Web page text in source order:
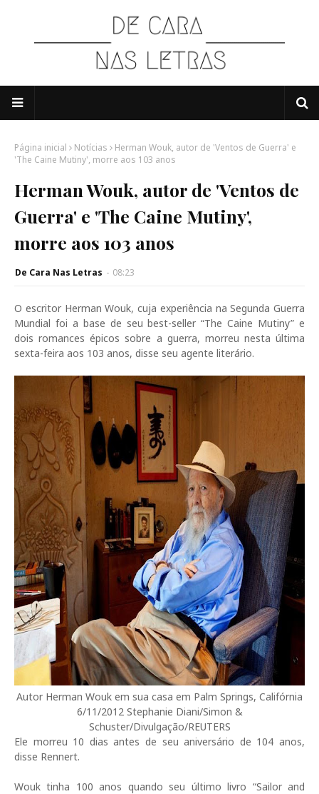
Página inicial Notícias
Herman Wouk, autor de 'Ventos de Guerra' e
'The Caine Mutiny', morre aos 103 anos
Herman Wouk, autor de 'Ventos de
Guerra' e 'The Caine Mutiny',
morre aos 103 anos
De Cara Nas Letras - 08:23
O escritor Herman Wouk, cuja experiência na Segunda Guerra
Mundial foi a base de seu best-seller “The Caine Mutiny” e
dois romances épicos sobre a guerra, morreu nesta última
sexta-feira aos 103 anos, disse seu agente literário.
Autor Herman Wouk em sua casa em Palm Springs, Califórnia
6/11/2012 Stephanie Diani/Simon &
Schuster/Divulgação/REUTERS
Ele morreu 10 dias antes de seu aniversário de 104 anos,
disse Rennert.
Wouk tinha 100 anos quando seu último livro “Sailor and